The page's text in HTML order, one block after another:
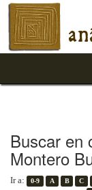
Buscar en
Montero
Ir a: 0-9 A B C